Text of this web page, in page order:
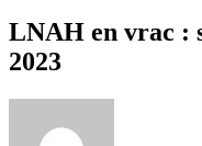
LNAH en vrac :
2023